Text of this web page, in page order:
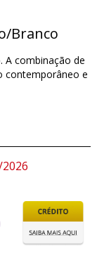
Branco
A combinação de
contemporâneo e